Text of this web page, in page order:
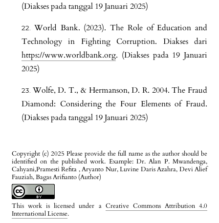
Copyright (c) 2025 Please provide the full name as the author should be
identified on the published work. Example: Dr. Alan P. Mwandenga,
Cahyani,Pramesti Refita , Aryanto Nur, Luvine Daris Azahra, Devi Alief
Fauziah, Bagas Arifianto (Author)
This work is licensed under a Creative Commons Attribution 4.0
International License.
(Diakses pada tanggal 19 Januari 2025)
World Bank. (2023). The Role of Education and
Technology in Fighting Corruption. Diakses dari
https://www.worldbank.org. (Diakses pada 19 Januari
2025)
Wolfe, D. T., & Hermanson, D. R. 2004. The Fraud
Diamond: Considering the Four Elements of Fraud.
(Diakses pada tanggal 19 Januari 2025)